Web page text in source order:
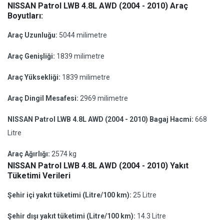
NISSAN Patrol LWB 4.8L AWD (2004 - 2010) Araç
Boyutları:
Araç Uzunluğu: 5044 milimetre
Araç Genişliği: 1839 milimetre
Araç Yüksekliği: 1839 milimetre
Araç Dingil Mesafesi: 2969 milimetre
NISSAN Patrol LWB 4.8L AWD (2004 - 2010) Bagaj Hacmi: 668
Litre
Araç Ağırlığı: 2574 kg
NISSAN Patrol LWB 4.8L AWD (2004 - 2010) Yakıt
Tüketimi Verileri
Şehir içi yakıt tüketimi (Litre/100 km): 25 Litre
Şehir dışı yakıt tüketimi (Litre/100 km): 14.3 Litre